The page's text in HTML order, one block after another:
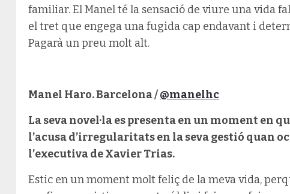
familiar. El Manel té la sensació de viure una vida
el tret que engega una fugida cap endavant i
Pagarà un preu molt alt.
Manel Haro. Barcelona /@manelhc
La seva novel·la es presenta en un moment en
l’acusa d’irregularitats en la seva gestió quan
l’executiva de Xavier Trias.
Estic en un moment molt feliç de la meva vida,